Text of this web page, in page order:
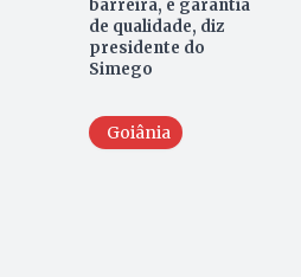
barreira, é garantia
de qualidade, diz
presidente do
Simego
Goiânia